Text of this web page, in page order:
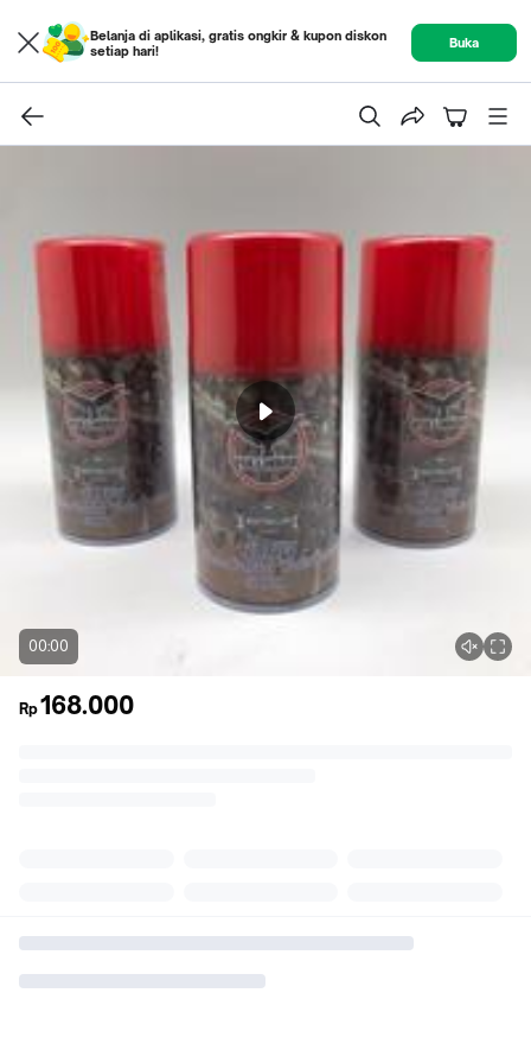
Belanja di aplikasi, gratis ongkir & kupon diskon
setiap hari!
Buka
00:00
Rp168.000